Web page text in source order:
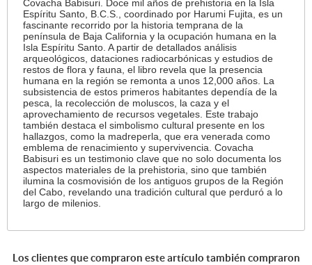
Covacha Babisuri. Doce mil años de prehistoria en la Isla
Espíritu Santo, B.C.S., coordinado por Harumi Fujita, es un
fascinante recorrido por la historia temprana de la
península de Baja California y la ocupación humana en la
Isla Espíritu Santo. A partir de detallados análisis
arqueológicos, dataciones radiocarbónicas y estudios de
restos de flora y fauna, el libro revela que la presencia
humana en la región se remonta a unos 12,000 años. La
subsistencia de estos primeros habitantes dependía de la
pesca, la recolección de moluscos, la caza y el
aprovechamiento de recursos vegetales. Este trabajo
también destaca el simbolismo cultural presente en los
hallazgos, como la madreperla, que era venerada como
emblema de renacimiento y supervivencia. Covacha
Babisuri es un testimonio clave que no solo documenta los
aspectos materiales de la prehistoria, sino que también
ilumina la cosmovisión de los antiguos grupos de la Región
del Cabo, revelando una tradición cultural que perduró a lo
largo de milenios.
Los clientes que compraron este artículo también compraron